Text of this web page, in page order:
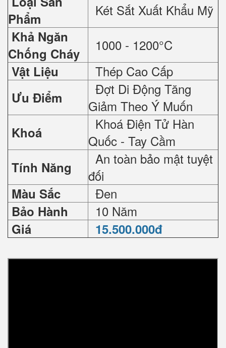
Phẩm
Két Sắt Xuất Khẩu Mỹ
Khả Ngăn
Chống Cháy
1000 - 1200°C
Vật Liệu Thép Cao Cấp
Ưu Điểm
Đợt Di Động Tăng
Giảm Theo Ý Muốn
Khoá
Khoá Điện Tử Hàn
Quốc - Tay Cầm
Tính Năng
An toàn bảo mật tuyệt
đối
Màu Sắc Đen
Bảo Hành 10 Năm
Giá 15.500.000đ